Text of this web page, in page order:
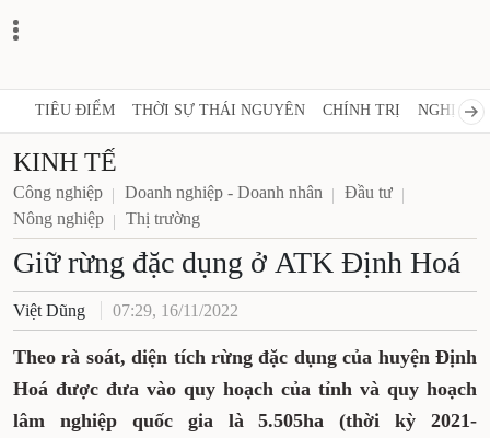
TIÊU ĐIỂM THỜI SỰ THÁI NGUYÊN CHÍNH TRỊ NGHỊ
KINH TẾ
Công nghiệp Doanh nghiệp - Doanh nhân
Đầu tư
Nông nghiệp
Thị trường
Giữ rừng đặc dụng ở ATK Định Hoá
Việt Dũng 07:29, 16/11/2022
Theo rà soát, diện tích rừng đặc dụng của huyện Định
Hoá được đưa vào quy hoạch của tỉnh và quy hoạch
lâm nghiệp quốc gia là 5.505ha (thời kỳ 2021-